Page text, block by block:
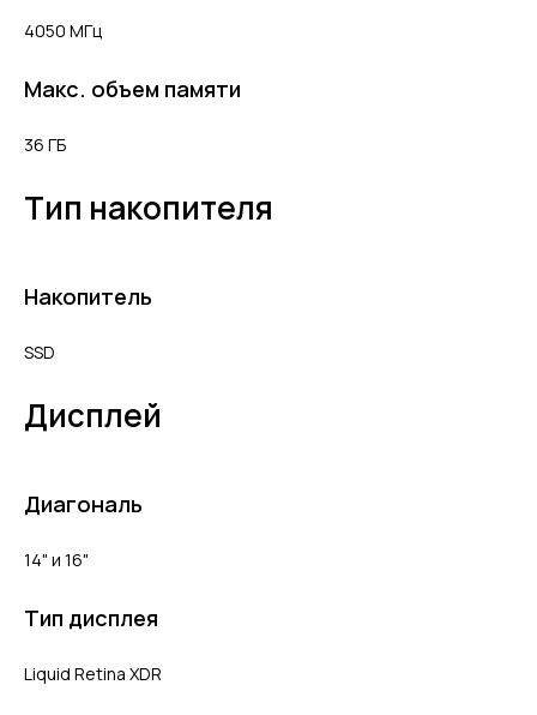
4050 МГц
Макс. объем памяти
36 ГБ
Тип накопителя
Накопитель
SSD
Дисплей
Диагональ
14" и 16"
Тип дисплея
Liquid Retina XDR